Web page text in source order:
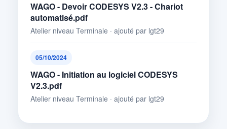
WAGO - Devoir CODESYS V2.3 - Chariot
automatisé.pdf
Atelier niveau Terminale · ajouté par lgt29
05/10/2024
WAGO - Initiation au logiciel CODESYS
V2.3.pdf
Atelier niveau Terminale · ajouté par lgt29